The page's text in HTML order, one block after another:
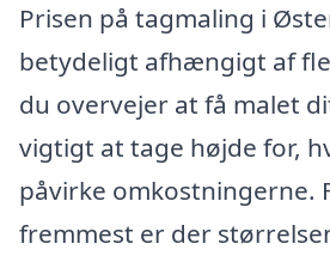
Prisen på tagmaling i
betydeligt afhængigt af
du overvejer at få malet
vigtigt at tage højde for,
påvirke omkostningerne.
fremmest er der